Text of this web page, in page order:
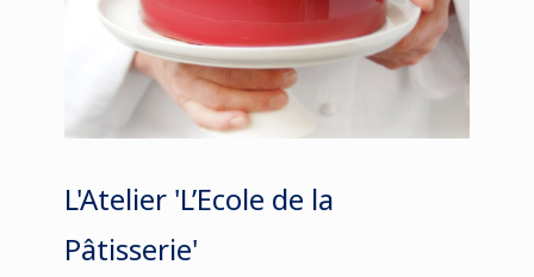
L'Atelier 'L’Ecole de la
Pâtisserie'